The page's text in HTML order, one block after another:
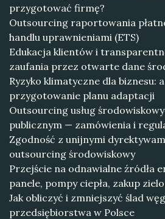
przygotować firmę?
Outsourcing raportowania
handlu uprawnieniami (ETS)
Edukacja klientów i
zaufania przez otwarte dane
Ryzyko klimatyczne dla biznesu:
przygotowanie planu adaptacji
Outsourcing usług
publicznym — zamówienia i
Zgodność z unijnymi
outsourcing środowiskowy
Przejście na odnawialne źródła
panele, pompy ciepła, zakup
Jak obliczyć i zmniejszyć ślad
przedsiębiorstwa w Polsce